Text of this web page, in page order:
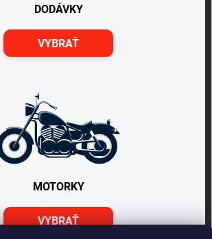
DODÁVKY
VYBRAŤ
MOTORKY
VYBRAŤ